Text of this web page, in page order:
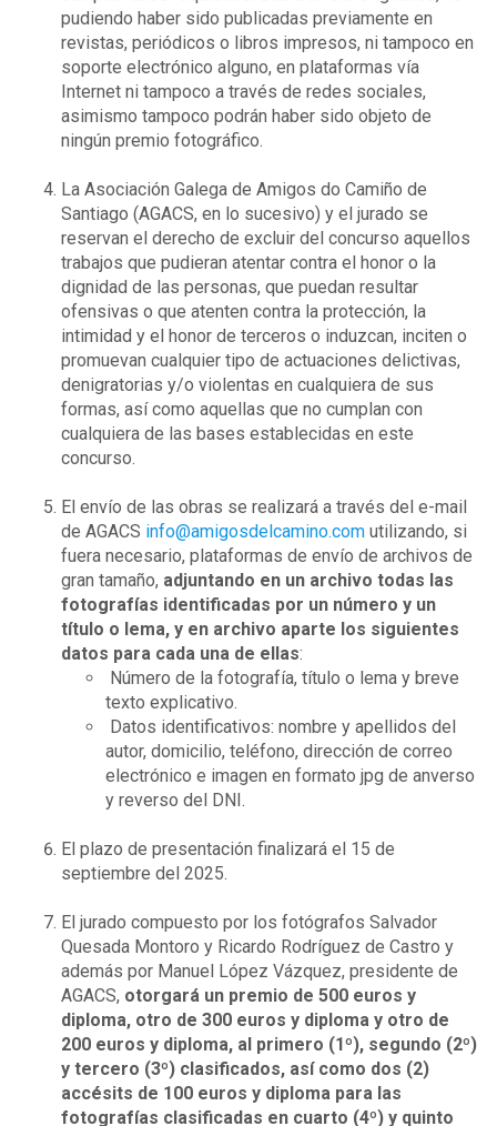
pudiendo haber sido publicadas previamente en
revistas, periódicos o libros impresos, ni tampoco en
soporte electrónico alguno, en plataformas vía
Internet ni tampoco a través de redes sociales,
asimismo tampoco podrán haber sido objeto de
ningún premio fotográfico.
La Asociación Galega de Amigos do Camiño de
Santiago (AGACS, en lo sucesivo) y el jurado se
reservan el derecho de excluir del concurso aquellos
trabajos que pudieran atentar contra el honor o la
dignidad de las personas, que puedan resultar
ofensivas o que atenten contra la protección, la
intimidad y el honor de terceros o induzcan, inciten o
promuevan cualquier tipo de actuaciones delictivas,
denigratorias y/o violentas en cualquiera de sus
formas, así como aquellas que no cumplan con
cualquiera de las bases establecidas en este
concurso.
El envío de las obras se realizará a través del e-mail
de AGACS info@amigosdelcamino.com utilizando, si
fuera necesario, plataformas de envío de archivos de
gran tamaño, adjuntando en un archivo todas las
fotografías identificadas por un número y un
título o lema, y en archivo aparte los siguientes
datos para cada una de ellas:
Número de la fotografía, título o lema y breve
texto explicativo.
Datos identificativos: nombre y apellidos del
autor, domicilio, teléfono, dirección de correo
electrónico e imagen en formato jpg de anverso
y reverso del DNI.
El plazo de presentación finalizará el 15 de
septiembre del 2025.
El jurado compuesto por los fotógrafos Salvador
Quesada Montoro y Ricardo Rodríguez de Castro y
además por Manuel López Vázquez, presidente de
AGACS, otorgará un premio de 500 euros y
diploma, otro de 300 euros y diploma y otro de
200 euros y diploma, al primero (1º), segundo (2º)
y tercero (3º) clasificados, así como dos (2)
accésits de 100 euros y diploma para las
fotografías clasificadas en cuarto (4º) y quinto